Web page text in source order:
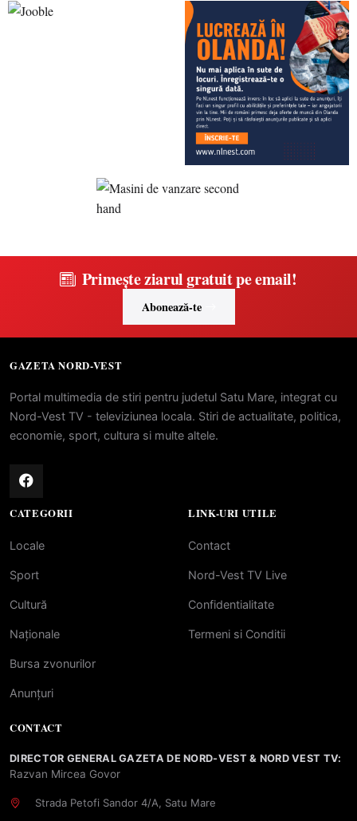
Primește ziarul gratuit pe email!
Abonează-te
GAZETA NORD-VEST
Portal multimedia de stiri pentru judetul Satu Mare, integrat cu
Nord-Vest TV - televiziunea locala. Stiri de actualitate, politica,
economie, sport, cultura si multe altele.
CATEGORII
Locale
Sport
Cultură
Naționale
Bursa zvonurilor
Anunțuri
LINK-URI UTILE
Contact
Nord-Vest TV Live
Confidentialitate
Termeni si Conditii
CONTACT
DIRECTOR GENERAL GAZETA DE NORD-VEST & NORD VEST TV:
Razvan Mircea Govor
Strada Petofi Sandor 4/A, Satu Mare